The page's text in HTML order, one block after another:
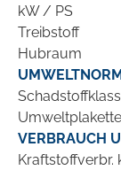
kW / PS
Treibstoff
Hubraum
Umweltplakette
VERBRAUCH
Kraftstoffverbr.